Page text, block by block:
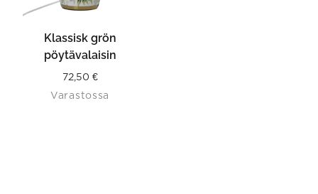
Klassisk grön
pöytävalaisin
72,50 €
Varastossa